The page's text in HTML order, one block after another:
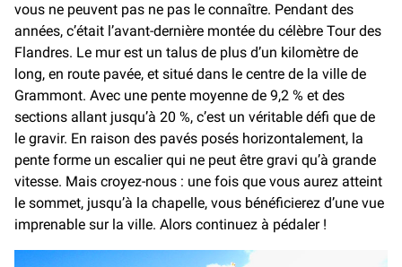
vous ne peuvent pas ne pas le connaître. Pendant des
années, c’était l’avant-dernière montée du célèbre Tour des
Flandres. Le mur est un talus de plus d’un kilomètre de
long, en route pavée, et situé dans le centre de la ville de
Grammont. Avec une pente moyenne de 9,2 % et des
sections allant jusqu’à 20 %, c’est un véritable défi que de
le gravir. En raison des pavés posés horizontalement, la
pente forme un escalier qui ne peut être gravi qu’à grande
vitesse. Mais croyez-nous : une fois que vous aurez atteint
le sommet, jusqu’à la chapelle, vous bénéficierez d’une vue
imprenable sur la ville. Alors continuez à pédaler !